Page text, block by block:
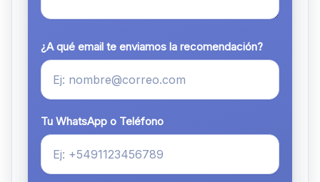
¿A qué email te enviamos la recomendación?
Tu WhatsApp o Teléfono